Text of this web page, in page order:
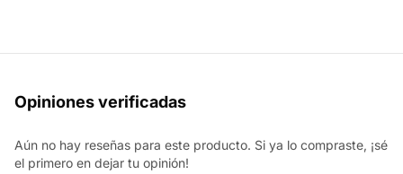
Opiniones verificadas
Aún no hay reseñas para este producto. Si ya lo compraste, ¡sé
el primero en dejar tu opinión!